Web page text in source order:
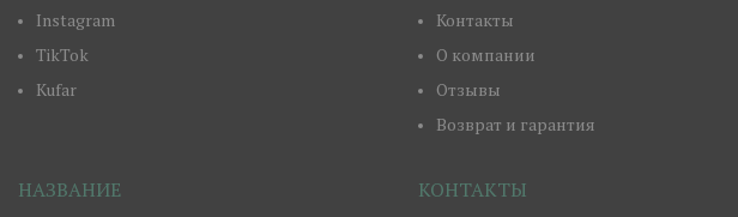
Instagram
TikTok
Kufar
Контакты
О компании
Отзывы
Возврат и гарантия